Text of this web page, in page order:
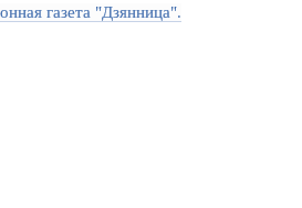
газета "Дзянница".